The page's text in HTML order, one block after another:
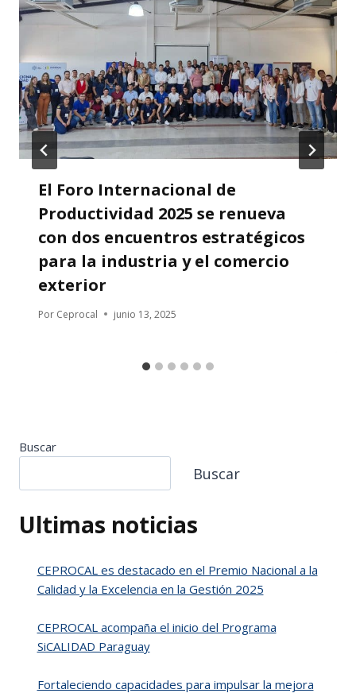
El Foro Internacional de
Productividad 2025 se renueva
con dos encuentros estratégicos
para la industria y el comercio
exterior
Por Ceprocal junio 13, 2025
Buscar
Buscar
Ultimas noticias
CEPROCAL es destacado en el Premio Nacional a la
Calidad y la Excelencia en la Gestión 2025
CEPROCAL acompaña el inicio del Programa
SiCALIDAD Paraguay
Fortaleciendo capacidades para impulsar la mejora